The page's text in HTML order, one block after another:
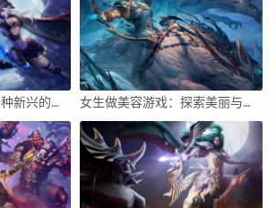
游戏升段位兼职：一种新兴的兼职方式 女生做美容游戏：探索美丽与乐趣的完美结合